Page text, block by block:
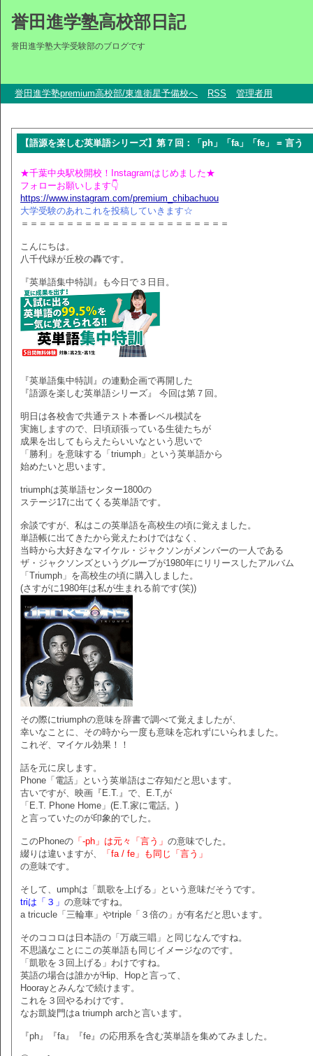
誉田進学塾高校部日記
誉田進学塾大学受験部のブログです
誉田進学塾premium高校部/東進衛星予備校へ RSS 管理者用
【語源を楽しむ英単語シリーズ】第７回：「ph」「fa」「fe」 = 言う
★千葉中央駅校開校！Instagramはじめました★
フォローお願いします👇
https://www.instagram.com/premium_chibachuou
大学受験のあれこれを投稿していきます☆
＝＝＝＝＝＝＝＝＝＝＝＝＝＝＝＝＝＝＝＝＝＝＝
こんにちは。
八千代緑が丘校の轟です。
『英単語集中特訓』も今日で３日目。
『英単語集中特訓』の連動企画で再開した
『語源を楽しむ英単語シリーズ』 今回は第７回。
明日は各校舎で共通テスト本番レベル模試を
実施しますので、日頃頑張っている生徒たちが
成果を出してもらえたらいいなという思いで
「勝利」を意味する「triumph」という英単語から
始めたいと思います。
triumphは英単語センター1800の
ステージ17に出てくる英単語です。
余談ですが、私はこの英単語を高校生の頃に覚えました。
単語帳に出てきたから覚えたわけではなく、
当時から大好きなマイケル・ジャクソンがメンバーの一人である
ザ・ジャクソンズというグループが1980年にリリースしたアルバム
「Triumph」を高校生の頃に購入しました。
(さすがに1980年は私が生まれる前です(笑))
その際にtriumphの意味を辞書で調べて覚えましたが、
幸いなことに、その時から一度も意味を忘れずにいられました。
これぞ、マイケル効果！！
話を元に戻します。
Phone「電話」という英単語はご存知だと思います。
古いですが、映画『E.T.』で、E.T,が
「E.T. Phone Home」(E.T.家に電話。)
と言っていたのが印象的でした。
このPhoneの 「-ph」は元々「言う」 の意味でした。
綴りは違いますが、
「fa / fe」も同じ「言う」
の意味です。
そして、umphは「凱歌を上げる」という意味だそうです。
triは「３」 の意味ですね。
a tricucle「三輪車」やtriple「３倍の」が有名だと思います。
そのココロは日本語の「万歳三唱」と同じなんですね。
不思議なことにこの英単語も同じイメージなのです。
「凱歌を３回上げる」わけですね。
英語の場合は誰かがHip、Hopと言って、
Hoorayとみんなで続けます。
これを３回やるわけです。
なお凱旋門はa triumph archと言います。
『ph』『fa』『fe』の応用系を含む英単語を集めてみました。